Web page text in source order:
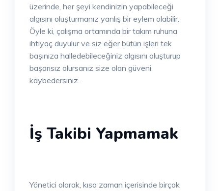
üzerinde, her şeyi kendinizin yapabileceği
algısını oluşturmanız yanlış bir eylem olabilir.
Öyle ki, çalışma ortamında bir takım ruhuna
ihtiyaç duyulur ve siz eğer bütün işleri tek
başınıza halledebileceğiniz algısını oluşturup
başarısız olursanız size olan güveni
kaybedersiniz.
İş Takibi Yapmamak
Yönetici olarak, kısa zaman içerisinde birçok